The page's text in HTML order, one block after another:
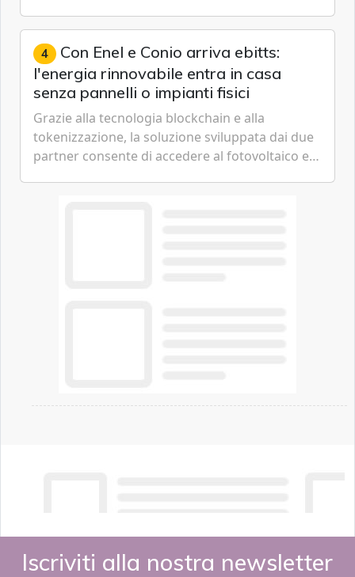
artificiale dell'azienda di Mark Zuckerberg.
4 Con Enel e Conio arriva ebitts:
l'energia rinnovabile entra in casa
senza pannelli o impianti fisici
Grazie alla tecnologia blockchain e alla
tokenizzazione, la soluzione sviluppata dai due
partner consente di accedere al fotovoltaico e
Iscriviti alla nostra newsletter